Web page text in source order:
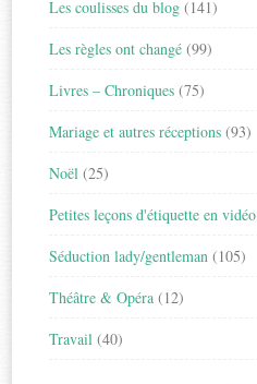
Les coulisses du blog (141)
Les règles ont changé (99)
Livres – Chroniques (75)
Mariage et autres réceptions (93)
Noël (25)
Petites leçons d'étiquette en vidéo
Séduction lady/gentleman (105)
Théâtre & Opéra (12)
Travail (40)